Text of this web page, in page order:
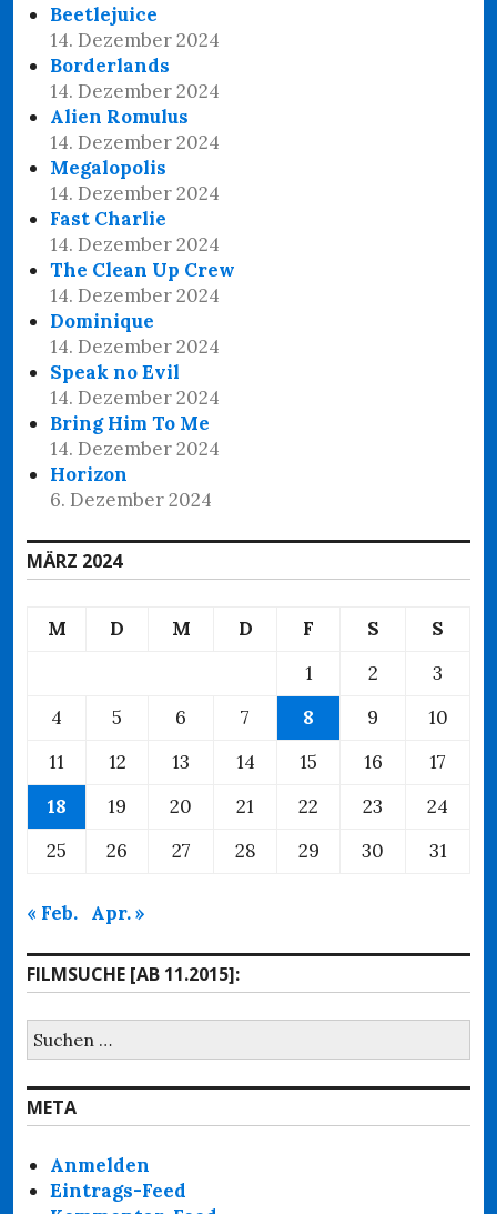
Beetlejuice
14. Dezember 2024
Borderlands
14. Dezember 2024
Alien Romulus
14. Dezember 2024
Megalopolis
14. Dezember 2024
Fast Charlie
14. Dezember 2024
The Clean Up Crew
14. Dezember 2024
Dominique
14. Dezember 2024
Speak no Evil
14. Dezember 2024
Bring Him To Me
14. Dezember 2024
Horizon
6. Dezember 2024
MÄRZ 2024
M D M D F S
S
1
2
3
4
5 6 7 8 9
10
11
12 13 14 15 16
17
18
19 20 21 22 23
24
25
26 27 28 29 30 31
« Feb. Apr. »
FILMSUCHE [AB 11.2015]:
Suchen
nach:
META
Anmelden
Eintrags-Feed